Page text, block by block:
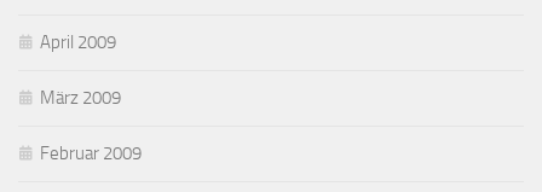
April 2009
März 2009
Februar 2009